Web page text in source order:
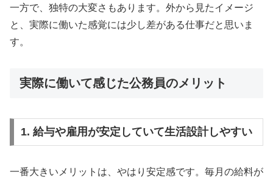
一方で、独特の大変さもあります。外から見たイメージ
と、実際に働いた感覚には少し差がある仕事だと思いま
す。
実際に働いて感じた公務員のメリット
1. 給与や雇用が安定していて生活設計しやすい
一番大きいメリットは、やはり安定感です。毎月の給料が